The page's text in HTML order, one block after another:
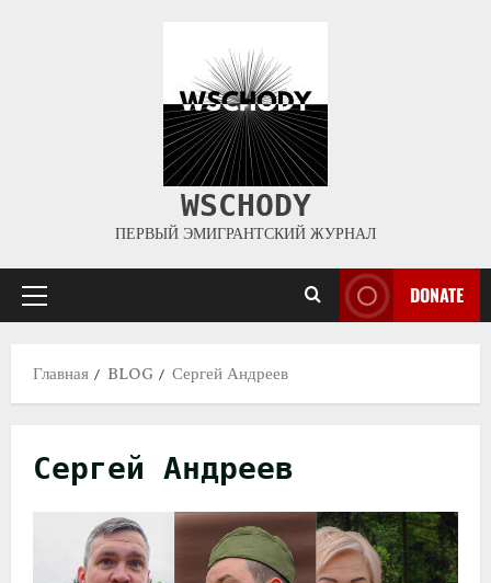
WSCHODY
ПЕРВЫЙ ЭМИГРАНТСКИЙ ЖУРНАЛ
DONATE
Главная BLOG Сергей Андреев
Сергей Андреев